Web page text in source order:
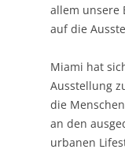
allem unsere
auf die
Miami hat
Ausstellung
die
an den
urbanen